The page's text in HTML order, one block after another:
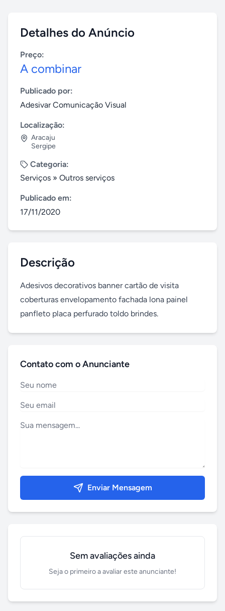
Detalhes do Anúncio
Preço:
A combinar
Publicado por:
Adesivar Comunicação Visual
Localização:
Aracaju
Sergipe
Categoria:
Serviços » Outros serviços
Publicado em:
17/11/2020
Descrição
Adesivos decorativos banner cartão de visita
coberturas envelopamento fachada lona painel
panfleto placa perfurado toldo brindes.
Contato com o Anunciante
Enviar Mensagem
Sem avaliações ainda
Seja o primeiro a avaliar este anunciante!